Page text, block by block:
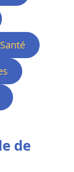
Santé
de